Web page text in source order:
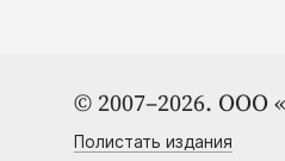
© 2007–2026. ООО
Полистать издания